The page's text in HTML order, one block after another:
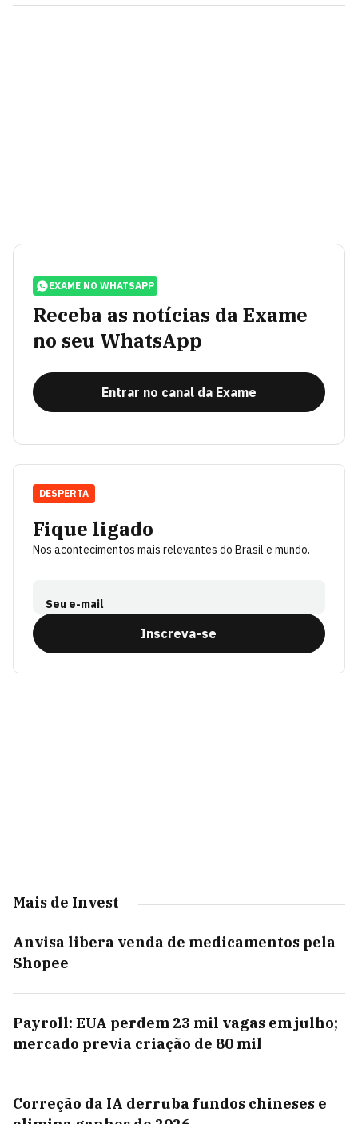
EXAME NO WHATSAPP
Receba as notícias da Exame
no seu WhatsApp
Entrar no canal da Exame
Fique ligado
Nos acontecimentos mais relevantes do Brasil e mundo.
Seu e-mail
Inscreva-se
DESPERTA
Mais de Invest
Anvisa libera venda de medicamentos pela
Shopee
Payroll: EUA perdem 23 mil vagas em julho;
mercado previa criação de 80 mil
Correção da IA derruba fundos chineses e